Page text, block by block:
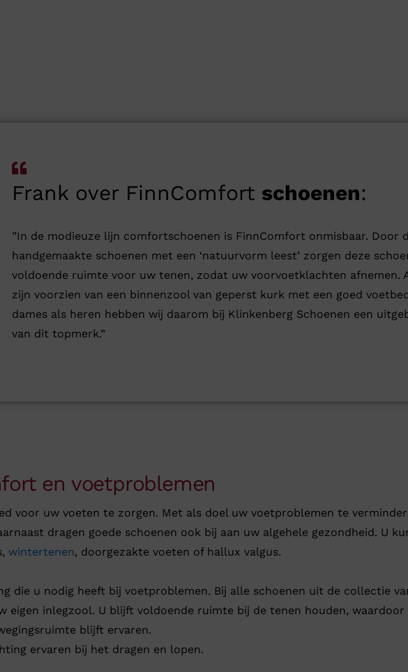
Frank over FinnComfort schoenen:
”In de modieuze lijn comfortschoenen is FinnComfort onmisbaar. Door
handgemaakte schoenen met een ‘natuurvorm leest’ zorgen deze
voldoende ruimte voor uw tenen, zodat uw voorvoetklachten afnemen.
zijn voorzien van een binnenzool van geperst kurk met een goed
dames als heren hebben wij daarom bij Klinkenberg Schoenen een
van dit topmerk.”
en voetproblemen
voor uw voeten te zorgen. Met als doel uw voetproblemen te
dragen goede schoenen ook bij aan uw algehele gezondheid. U
wintertenen, doorgezakte voeten of hallux valgus.
die u nodig heeft bij voetproblemen. Bij alle schoenen uit de collectie
inlegzool. U blijft voldoende ruimte bij de tenen houden, waardoor
blijft ervaren.
ervaren bij het dragen en lopen.